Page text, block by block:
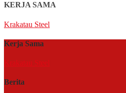
KERJA SAMA
Krakatau Steel
Kerja Sama
Krakatau Steel
Berita